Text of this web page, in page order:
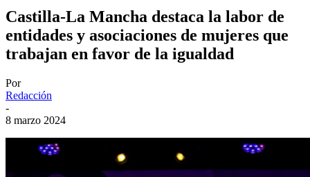
Castilla-La Mancha destaca la labor de
entidades y asociaciones de mujeres que
trabajan en favor de la igualdad
Por
Redacción
-
8 marzo 2024